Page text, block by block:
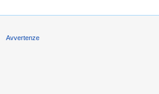
Avvertenze